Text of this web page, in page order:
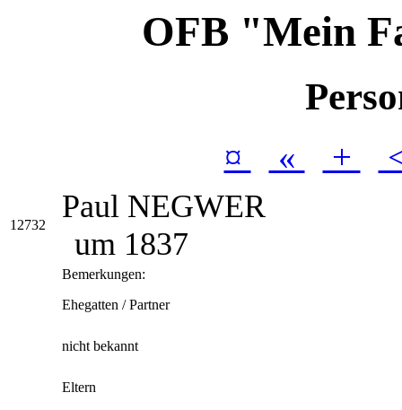
OFB "Mein
¤ « +
12732
Paul NEGWER
um 1837
Bemerkungen:
Ehegatten / Partner
nicht bekannt
Eltern